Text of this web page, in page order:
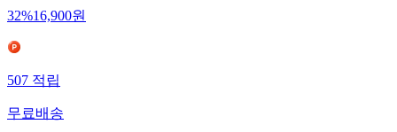
32%16,900원
507적립
무료배송